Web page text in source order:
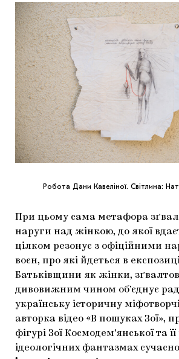
Робота Дани Кавеліної. Світлина:
При цьому сама метафора
наруги над жінкою, до якої
цілком резонує з офіційними
воєн, про які йдеться в
Батьківщини як жінки,
дивовижним чином об’єднує
українську історичну
авторка відео «В пошуках Зої»,
фігурі Зої Космодем’янcької та її
ідеологічних фантазмах